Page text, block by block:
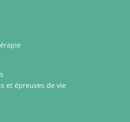
et épreuves de vie